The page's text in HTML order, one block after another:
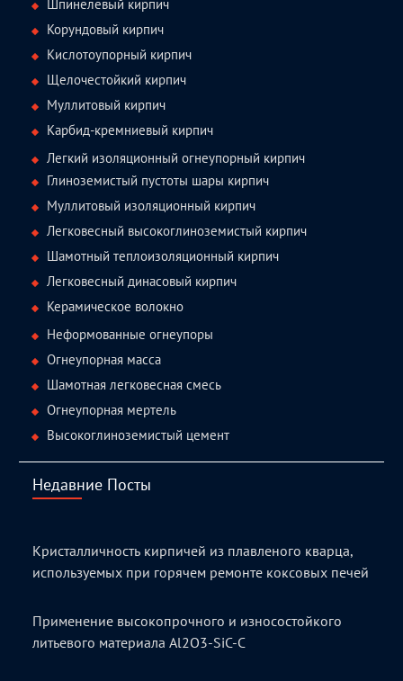
Шпинелевый кирпич
Корундовый кирпич
Кислотоупорный кирпич
Щелочестойкий кирпич
Муллитовый кирпич
Карбид-кремниевый кирпич
Легкий изоляционный огнеупорный кирпич
Глиноземистый пустоты шары кирпич
Муллитовый изоляционный кирпич
Легковесный высокоглиноземистый кирпич
Шамотный теплоизоляционный кирпич
Легковесный динасовый кирпич
Керамическое волокно
Неформованные огнеупоры
Огнеупорная масса
Шамотная легковесная смесь
Огнеупорная мертель
Высокоглиноземистый цемент
Недавние Посты
Кристалличность кирпичей из плавленого кварца,
используемых при горячем ремонте коксовых печей
Применение высокопрочного и износостойкого
литьевого материала Al2O3-SiC-C